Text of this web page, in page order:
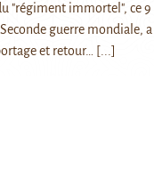
"régiment immortel", ce
guerre mondiale,
et retour…
[...]